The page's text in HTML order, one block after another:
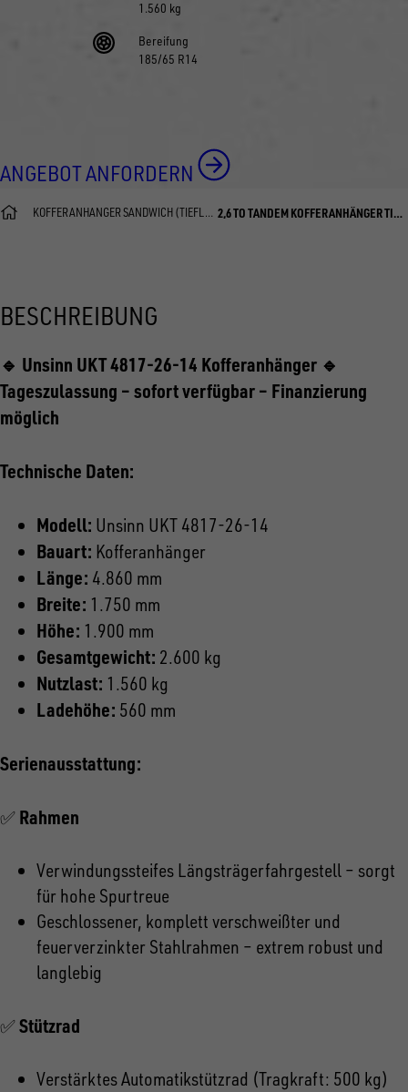
1.560 kg
Bereifung
185/65 R14
ANGEBOT ANFORDERN
KOFFERANHÄNGER SANDWICH (TIEFLADER) 2,6 TO TANDEM KOFFERANHÄNGER TIEFLADER
BESCHREIBUNG
🔹 Unsinn UKT 4817-26-14 Kofferanhänger 🔹
Tageszulassung – sofort verfügbar – Finanzierung
möglich
Technische Daten:
Modell: Unsinn UKT 4817-26-14
Bauart: Kofferanhänger
Länge: 4.860 mm
Breite: 1.750 mm
Höhe: 1.900 mm
Gesamtgewicht: 2.600 kg
Nutzlast: 1.560 kg
Ladehöhe: 560 mm
Serienausstattung:
✅ Rahmen
Verwindungssteifes Längsträgerfahrgestell – sorgt
für hohe Spurtreue
Geschlossener, komplett verschweißter und
feuerverzinkter Stahlrahmen – extrem robust und
langlebig
✅ Stützrad
Verstärktes Automatikstützrad (Tragkraft: 500 kg)